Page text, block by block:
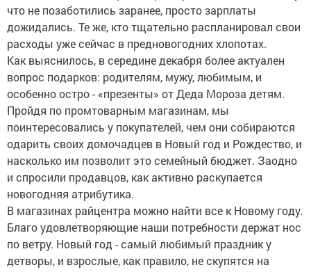
что не позаботились заранее, просто зарплаты
дожидались. Те же, кто тщательно распланировал свои
расходы уже сейчас в предновогодних хлопотах.
Как выяснилось, в середине декабря более актуален
вопрос подарков: родителям, мужу, любимым, и
особенно остро - «презенты» от Деда Мороза детям.
Пройдя по промтоварным магазинам, мы
поинтересовались у покупателей, чем они собираются
одарить своих домочадцев в Новый год и Рождество, и
насколько им позволит это семейный бюджет. Заодно
и спросили продавцов, как активно раскупается
новогодняя атрибутика.
В магазинах райцентра можно найти все к Новому году.
Благо удовлетворяющие наши потребности держат нос
по ветру. Новый год - самый любимый праздник у
детворы, и взрослые, как правило, не скупятся на